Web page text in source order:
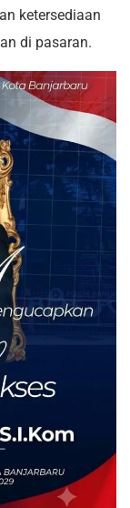
ketersediaan
di pasaran.